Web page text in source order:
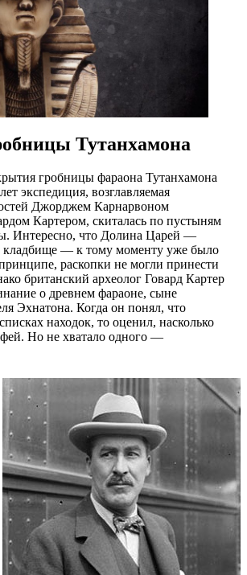
Тутанхамона
гробницы фараона Тутанхамона
экспедиция, возглавляемая
Джорджем Карнарвоном
Картером, скиталась по пустыням
Интересно, что Долина Царей —
кладбище — к тому моменту уже было
раскопки не могли принести
британский археолог Говард Картер
о древнем фараоне, сыне
Эхнатона. Когда он понял, что
находок, то оценил, насколько
Но не хватало одного —